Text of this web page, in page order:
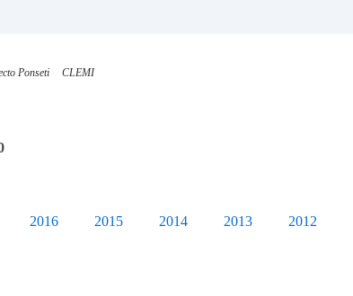
Ponseti CLEMI
2016 2015 2014 2013 2012